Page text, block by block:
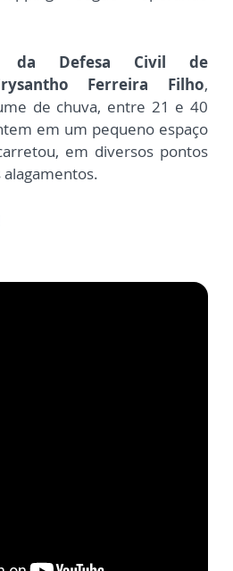
da Defesa Civil de
Ferreira Filho,
de chuva, entre 21 e 40
em um pequeno espaço
em diversos pontos